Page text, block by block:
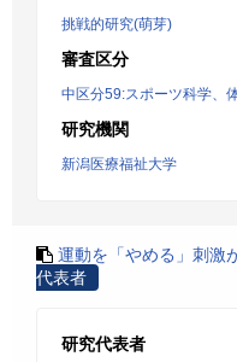
挑戦的研究(萌芽)
審査区分
中区分59:スポーツ科学、
研究機関
新潟医療福祉大学
運動を「やめる」刺激
代表者
研究代表者